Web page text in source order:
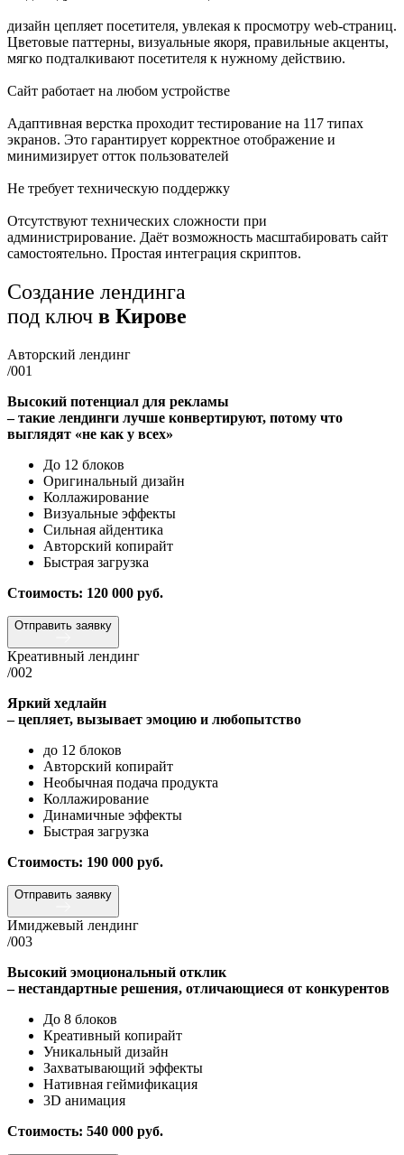
дизайн цепляет посетителя, увлекая к просмотру web-страниц.
Цветовые паттерны, визуальные якоря, правильные акценты,
мягко подталкивают посетителя к нужному действию.
Сайт работает на любом устройстве
Адаптивная верстка проходит тестирование на 117 типах
экранов. Это гарантирует корректное отображение и
минимизирует отток пользователей
Не требует техническую поддержку
Отсутствуют технических сложности при
администрирование. Даёт возможность масштабировать сайт
самостоятельно. Простая интеграция скриптов.
Создание лендинга
под ключ в Кирове
Авторский лендинг
/001
Высокий потенциал для рекламы
– такие лендинги лучше конвертируют, потому что
выглядят «не как у всех»
До 12 блоков
Оригинальный дизайн
Коллажирование
Визуальные эффекты
Сильная айдентика
Авторский копирайт
Быстрая загрузка
Стоимость: 120 000 руб.
Отправить заявку
Креативный лендинг
/002
Яркий хедлайн
– цепляет, вызывает эмоцию и любопытство
до 12 блоков
Авторский копирайт
Необычная подача продукта
Коллажирование
Динамичные эффекты
Быстрая загрузка
Стоимость: 190 000 руб.
Отправить заявку
Имиджевый лендинг
/003
Высокий эмоциональный отклик
– нестандартные решения, отличающиеся от конкурентов
До 8 блоков
Креативный копирайт
Уникальный дизайн
Захватывающий эффекты
Нативная геймификация
3D анимация
Стоимость: 540 000 руб.